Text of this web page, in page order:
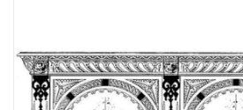
Zeitschriften